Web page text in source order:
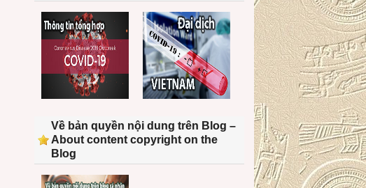
Về bản quyền nội dung trên Blog –
About content copyright on the
Blog